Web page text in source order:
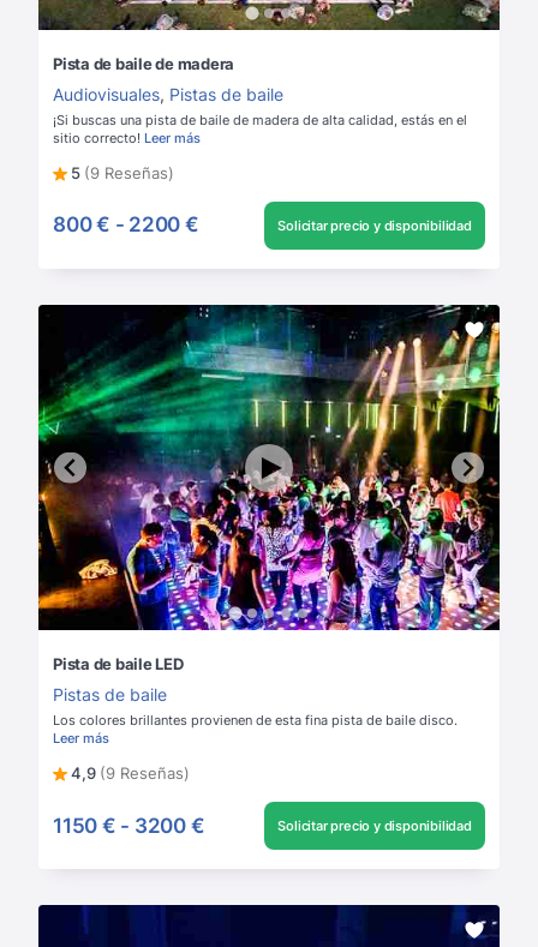
Pista de baile de madera
Audiovisuales, Pistas de baile
¡Si buscas una pista de baile de madera de alta calidad, estás en el
sitio correcto! Leer más
5 (9 Reseñas)
800 € - 2200 € Solicitar precio y disponibilidad
Pista de baile LED
Pistas de baile
Los colores brillantes provienen de esta fina pista de baile disco.
Leer más
4,9 (9 Reseñas)
1150 € - 3200 € Solicitar precio y disponibilidad